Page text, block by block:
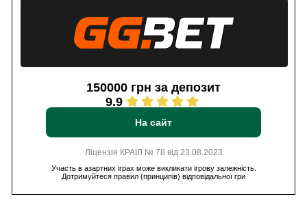
150000 грн за депозит
9.9
На сайт
Ліцензія КРАІЛ № 78 від 23.08.2023
Участь в азартних іграх може викликати ігрову залежність.
Дотримуйтеся правил (принципів) відповідальної гри